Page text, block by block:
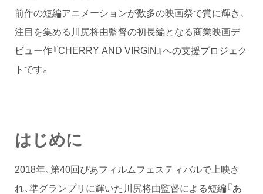
前作の短編アニメーションが数多の映画祭で賞に輝き、
注目を集める川尻将由監督の初長編となる商業映画デ
ビュー作『CHERRY AND VIRGIN』への支援プロジェク
トです。
はじめに
2018年、第40回ぴあフィルムフェスティバルで上映さ
れ、準グランプリに輝いた川尻将由監督による短編『あ